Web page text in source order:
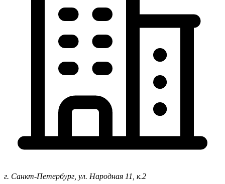
г. Санкт-Петербург, ул. Народная 11, к.2